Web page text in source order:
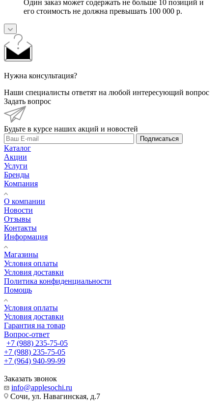
Один заказ может содержать не больше 10 позиций и
его стоимость не должна превышать 100 000 р.
Нужна консультация?
Наши специалисты ответят на любой интересующий вопрос
Задать вопрос
Будьте в курсе наших акций и новостей
Подписаться
Каталог
Акции
Услуги
Бренды
Компания
О компании
Новости
Отзывы
Контакты
Информация
Магазины
Условия оплаты
Условия доставки
Политика конфиденциальности
Помощь
Условия оплаты
Условия доставки
Гарантия на товар
Вопрос-ответ
+7 (988) 235-75-05
+7 (988) 235-75-05
+7 (964) 940-99-99
Заказать звонок
info@applesochi.ru
Сочи, ул. Навагинская, д.7